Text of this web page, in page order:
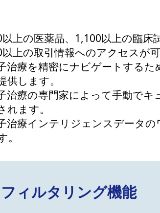
上の医薬品、1,100以上の臨床
上の取引情報へのアクセスが可
治療を精密にナビゲートする
供します。
治療の専門家によって手動で
れます。
治療インテリジェンスデータ
。
ィルタリング機能